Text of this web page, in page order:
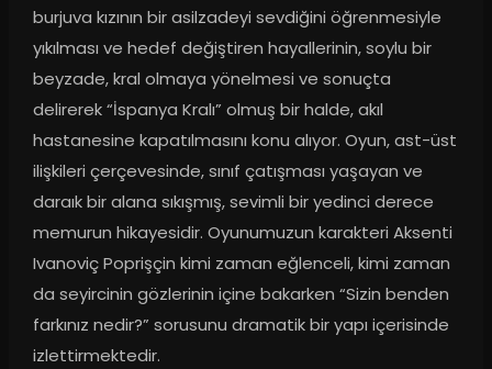
burjuva kızının bir asilzadeyi sevdiğini öğrenmesiyle
yıkılması ve hedef değiştiren hayallerinin, soylu bir
beyzade, kral olmaya yönelmesi ve sonuçta
delirerek “İspanya Kralı” olmuş bir halde, akıl
hastanesine kapatılmasını konu alıyor. Oyun, ast-üst
ilişkileri çerçevesinde, sınıf çatışması yaşayan ve
daraık bir alana sıkışmış, sevimli bir yedinci derece
memurun hikayesidir. Oyunumuzun karakteri Aksenti
Ivanoviç Poprişçin kimi zaman eğlenceli, kimi zaman
da seyircinin gözlerinin içine bakarken “Sizin benden
farkınız nedir?” sorusunu dramatik bir yapı içerisinde
izlettirmektedir.